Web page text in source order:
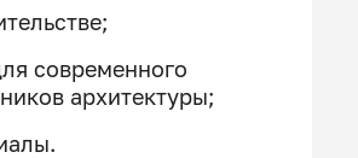
современного
архитектуры;